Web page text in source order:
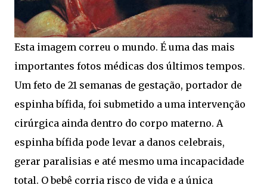
Esta imagem correu o mundo. É uma das mais
importantes fotos médicas dos últimos tempos.
Um feto de 21 semanas de gestação, portador de
espinha bífida, foi submetido a uma intervenção
cirúrgica ainda dentro do corpo materno. A
espinha bífida pode levar a danos celebrais,
gerar paralisias e até mesmo uma incapacidade
total. O bebê corria risco de vida e a única